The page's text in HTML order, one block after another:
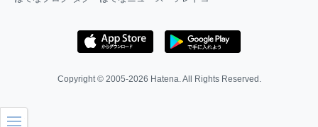
Copyright © 2005-2026 Hatena . All Rights Reserved.